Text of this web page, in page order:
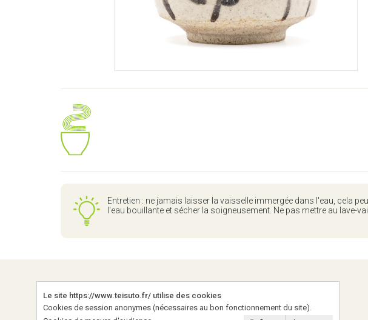
Entretien : ne jamais laisser la vaisselle immergée dans l'eau, cela
l'eau bouillante et sécher la soigneusement. Ne pas mettre au lave-
Qui sommes-nous ?
Le site https://www.teisuto.fr/ utilise des cookies
Cookies de session anonymes (nécessaires au bon fonctionnement du site).